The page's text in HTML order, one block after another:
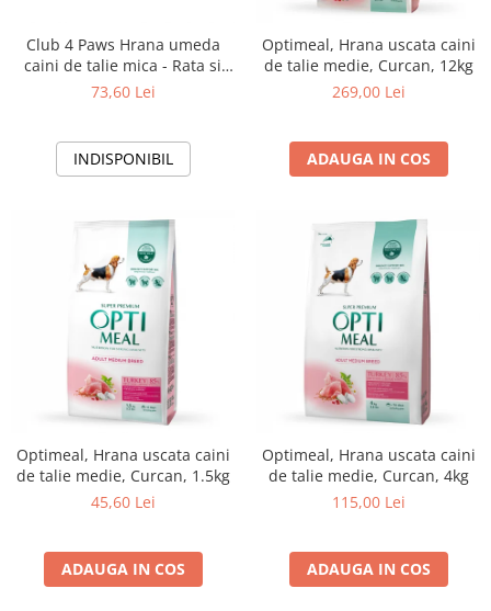
Club 4 Paws Hrana umeda
caini de talie mica - Rata si
curcan, set 24*100g
73,60 Lei
INDISPONIBIL
Optimeal, Hrana uscata caini
de talie medie, Curcan, 12kg
269,00 Lei
ADAUGA IN COS
Optimeal, Hrana uscata caini
de talie medie, Curcan, 1.5kg
45,60 Lei
ADAUGA IN COS
Optimeal, Hrana uscata caini
de talie medie, Curcan, 4kg
115,00 Lei
ADAUGA IN COS